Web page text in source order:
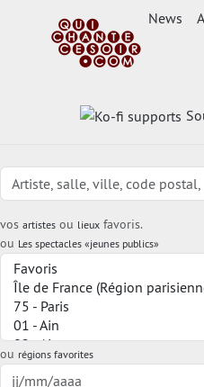
News
vos artistes ou lieux favoris.
ou Les spectacles «jeunes publics»
ou régions favorites